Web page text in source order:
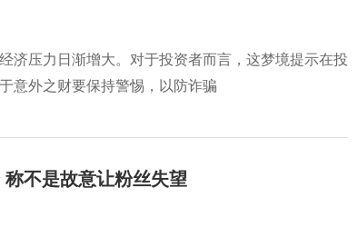
济压力日渐增大。对于投资者而言，这梦境提示在投
意外之财要保持警惕，以防诈骗
不是故意让粉丝失望